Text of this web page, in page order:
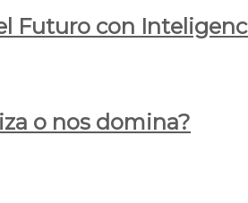
Futuro con
o nos domina?